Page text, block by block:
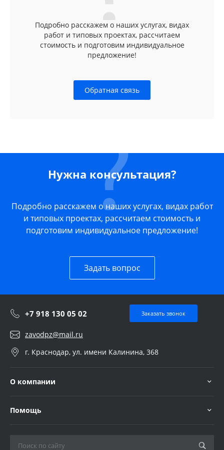
Подробно расскажем о наших услугах, видах
работ и типовых проектах, рассчитаем
стоимость и подготовим индивидуальное
предложение!
Обратная связь
Нужна консультация?
Подробно расскажем о наших услугах, видах работ
и типовых проектах, рассчитаем стоимость и
подготовим индивидуальное предложение!
Задать вопрос
+7 918 130 05 02 Заказать звонок
zavodpz@mail.ru
г. Краснодар, ул. имени Калинина, 368
О компании
Помощь